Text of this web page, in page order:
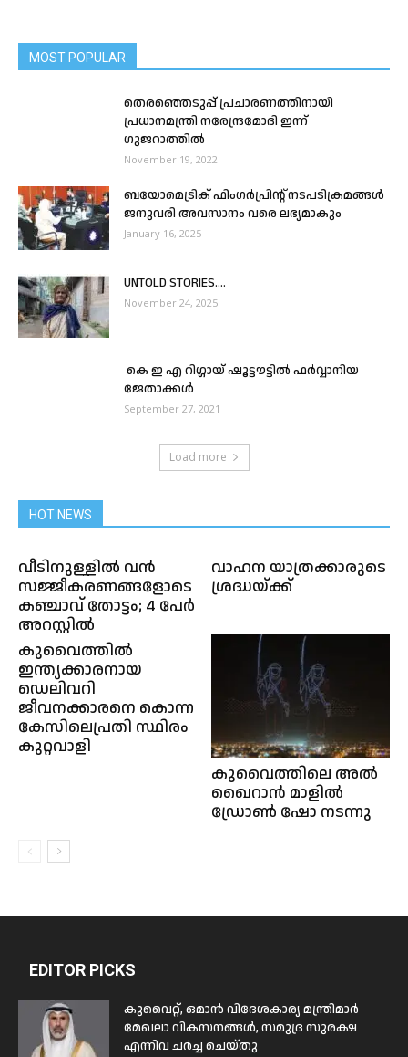
MOST POPULAR
തെരഞ്ഞെടുപ്പ് പ്രചാരണത്തിനായി
പ്രധാനമന്ത്രി നരേന്ദ്രമോദി ഇന്ന്
ഗുജറാത്തിൽ
November 19, 2022
ബയോമെട്രിക് ഫിംഗർപ്രിൻ്റ് നടപടിക്രമങ്ങൾ
ജനുവരി അവസാനം വരെ ലഭ്യമാകും
January 16, 2025
UNTOLD STORIES….
November 24, 2025
കെ ഇ എ റിഗ്ഗായ്‌ ഷൂട്ടൗട്ടിൽ ഫർവ്വാനിയ
ജേതാക്കൾ
September 27, 2021
Load more
HOT NEWS
വീടിനുള്ളിൽ വൻ
സജ്ജീകരണങ്ങളോടെ
കഞ്ചാവ് തോട്ടം; 4 പേർ
അറസ്റ്റിൽ
വാഹന യാത്രക്കാരുടെ
ശ്രദ്ധയ്ക്ക്
കുവൈത്തിൽ
ഇന്ത്യക്കാരനായ
ഡെലിവറി
ജീവനക്കാരനെ കൊന്ന
കേസിലെപ്രതി സ്ഥിരം
കുറ്റവാളി
കുവൈത്തിലെ അൽ
ഖൈറാൻ മാളിൽ
ഡ്രോൺ ഷോ നടന്നു
EDITOR PICKS
കുവൈറ്റ്, ഒമാൻ വിദേശകാര്യ മന്ത്രിമാർ
മേഖലാ വികസനങ്ങൾ, സമുദ്ര സുരക്ഷ
എന്നിവ ചർച്ച ചെയ്തു